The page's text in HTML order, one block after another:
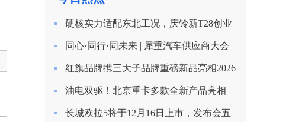
硬核实力适配东北工况，庆铃新T28创业
家长春上市圆满收官
同心·同行·同未来 | 犀重汽车供应商大会
圆满落幕
红旗品牌携三大子品牌重磅新品亮相2026
北京车展
油电双驱！北京重卡多款全新产品亮相
2026合作伙伴大会
长城欧拉5将于12月16日上市，发布会五